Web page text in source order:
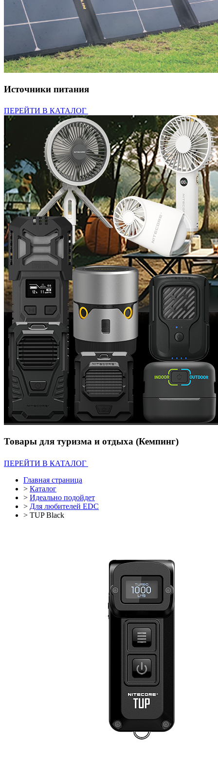
Источники питания
ПЕРЕЙТИ В КАТАЛОГ
Товары для туризма и отдыха (Кемпинг)
ПЕРЕЙТИ В КАТАЛОГ
Главная страница
> Каталог
> Идеально подойдет
> Для любителей EDC
> TUP Black